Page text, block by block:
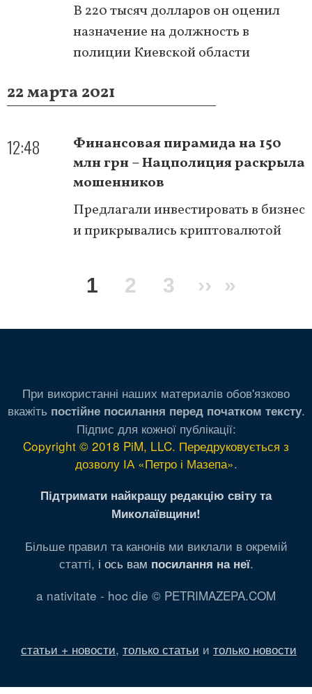
В 220 тысяч долларов он оценил
назначение на должность в
полиции Киевской области
22 марта 2021
12:48
Финансовая пирамида на 150
млн грн – Нацполиция раскрыла
мошенников
Предлагали инвестировать в бизнес
и прикрывались криптовалютой
Текущая
1 Page
2 Page
3 ›› »
При використанні наших материалів обов'язково
вкажіть постійне посилання перед початком тексту.
Підпис для кожної публікації:
Copyright © 2018 PiM, LLC. Передруковується з
дозволу ІА «Петро і Мазепа».
Підтримати найкращу редакцію світу та
Миколаївщини!
Більше правил та канонів ми виклали в окремій
статті, і ось вам посилання на неї.
a nativitate - hoc die © PETRIMAZEPA.COM
статьи + новости, только статьи и только новости